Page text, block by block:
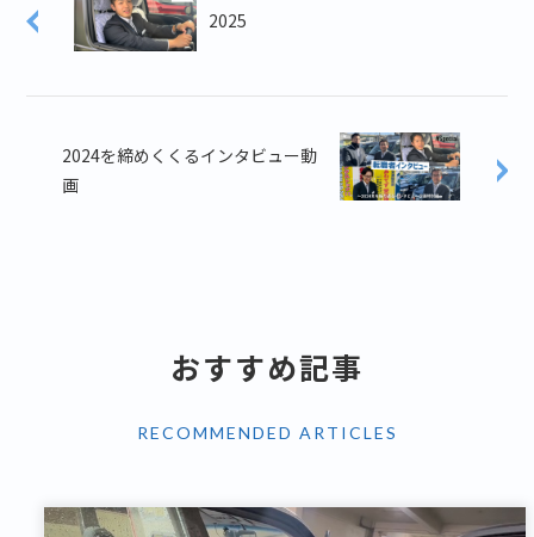
2025
2024を締めくくるインタビュー動
画
おすすめ記事
RECOMMENDED ARTICLES